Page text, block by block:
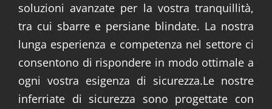
soluzioni avanzate per la vostra tranquillità,
tra cui sbarre e persiane blindate. La nostra
lunga esperienza e competenza nel settore ci
consentono di rispondere in modo ottimale a
ogni vostra esigenza di sicurezza.Le nostre
inferriate di sicurezza sono progettate con